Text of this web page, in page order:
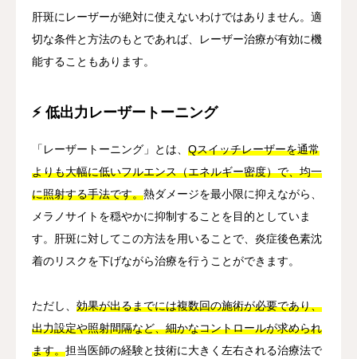
肝斑にレーザーが絶対に使えないわけではありません。適
切な条件と方法のもとであれば、レーザー治療が有効に機
能することもあります。
⚡ 低出力レーザートーニング
「レーザートーニング」とは、 Qスイッチレーザーを通常
よりも大幅に低いフルエンス（エネルギー密度）で、均一
に照射する手法です。熱ダメージを最小限に抑えながら、
メラノサイトを穏やかに抑制することを目的としていま
す。肝斑に対してこの方法を用いることで、炎症後色素沈
着のリスクを下げながら治療を行うことができます。
ただし、 効果が出るまでには複数回の施術が必要であり、
出力設定や照射間隔など、細かなコントロールが求められ
ます。担当医師の経験と技術に大きく左右される治療法で